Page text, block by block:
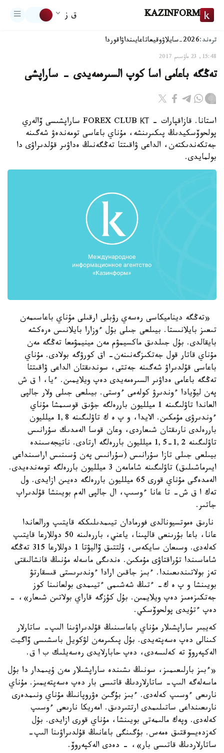
KAZINFORM ق ز
ترەند:2026-سايلاۋ وقيعاتاعايىنداۋاقوردا
15:48, 23 ماۋسىم 2017
تەڭگە باعامى اسا كوپ السىرەمەيدى - ساراپشى
استانا. قازاقپارات - FOREX CLUB КТ ساراپشىسى ۆالەري
پولحوۆسكيدىڭ پىكىرىنشە، مۇناي باعاسى تومەندەۋ شەگىنە
جەتكەندىكتەن، الداعى ۋاقىتتا تەڭگەنىڭ ەداۋىر قۇلدىراۋى دا
بولمايدى.
«تەڭگە ديناميكاسى رەسەي رۋبلى ارقىلى مۇناي باعاسىمەن
تىعىز بايلانىستا. بيىلعى جىلى بۇل ءوزارا بايلانىس ەرەكشە
بايقالدى. بۇل جىلدىق ماكسيمۋم مەن مينيمۋمعا تەڭگە مەن
مۇناي قاتار قول جەتكىزگەنىنەن- اق كورۋگە بولادى. مۇناي
باعاسى قۇلدىراۋ شەگىنە جەتتى، سوندىقتان الداعى ۋاقىتتا
تەڭگە باعامى ەداۋىر السىرەمەيدى دەپ ويلايمىن. ءيا، ا ق ش
پەن ليۆيادا ءوندىرۋ كولەمى ءوستى. بيىلعى جىلى ولار جالپى
العاندا تاۋلىگىنە 1 ميلليون باررەلگە جۋىق قوسىمشا مۇناي
ءوندىرۋى مۇمكىن. الايدا، و پ ە ك تاۋلىگىنە 1,8 ميلليون
باررەلدى نارىقتان شىعاردى، وعان قوسا الەمدىك سۇرانىس
تاۋلىگىنە 1,2-1,5 ميلليون باررەلگە ارتادى. ناتيجەسىندە
بيىلعى جىلى تازا سۇرانىس (سۇرانىس پەن ۇسىنىس اراسىنداعى
ايىرماشىلىق) تاۋلىگىنە شامامەن 3 ميلليون باررەلگە تومەندەيدى.
الەمدەگى مۇناي قورى 65 ميلليون باررەلگە دەيىن ازايدى. ول
تەك ا ق ش- تا عانا ءوسىپ، ال جالپى الەم بويىنشا قۇلدىراپ
جاتىر.
نارىق ەموتسيونالدى فورمادان تيىمدىلىككە قايتىپ ورالعاندا
عانا، باعا بۇرىنعى قالپىنا، ياعني، باررەلىنە 50 دوللارعا قايتىپ
كەلەدى. وسىعان سايكەس، ۇلتتىق ۆاليۋتا 1 دوللارعا 315 تەڭگە
شاماسىندا تۇراقتاۋى مۇمكىن. ەندىگى ماسەلە مۇنىڭ قانشالىقتى
تەز بولاتىندىعىندا. ءبىز جاقىن ارادا ءوندىرىستى قىسقارتۋ
بويىنشا و پ ە ك- ءتىڭ شەشىمى ءتيىمدى بولعانىنا كوز
جەتكىزەمىز دەپ ويلايمىن. بۇل كۇزگە قاراي بولاتىن شىعار»، -
دەپ ءتۇيدى پولحوۆسكي.
كەيبىر ساراپشىلار مۇناي باعاسىنىڭ قۇلدىراۋىنا الىپ- ساتارلار
كىنالى دەپ ەسەپتەيدى. بۇل پىكىرمەن لۋكويل باسشىسى ۆاگيت
الەكپەروۆ تە كەلىسەدى، دەپ حابارلايدى رەسەيلىك ب ا ق.
«ءبىز بارلىعىمىز، سونىڭ ىشىندە ساراپشىلار مەن ۇيىمدار دا بۇل
ماسەلەگە الىپ- ساتارلاردىڭ قاتىسى بار دەپ ەسەپتەيمىز. مۇناي
نارىعى ءوسىپ كەلەدى. ءبىز بۇگىن ەۋروپانىڭ مۇناي ونىمدەرى
نارىعىنداعى ساتىلىمدى ارتتىردىق. امەريكا نارىعى ءوسىپ
كەلەدى. وپەك مالىمەتى بويىنشا، مۇناي قورى ازايدى. بۇل
كەزدەيسوقتىق ەمەس. بۇگىنگى باعانىڭ قۇلدىراۋىنا الىپ-
ساتارلاردىڭ قاتىسى بار»، - دەدى الەكپەروۆ.